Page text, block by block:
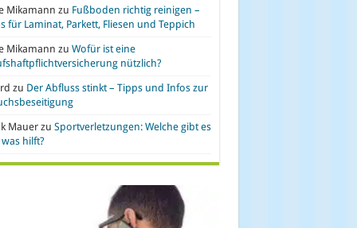
Mikamann zu Fußboden richtig reinigen –
für Laminat, Parkett, Fliesen und Teppich
Mikamann zu Wofür ist eine
nützlich?
zu Der Abfluss stinkt – Tipps und Infos zur
Mauerzu Sportverletzungen: Welche gibt es
hilft?